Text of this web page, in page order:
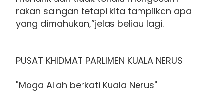
rakan saingan tetapi kita tampilkan apa
yang dimahukan,”jelas beliau lagi.
PUSAT KHIDMAT PARLIMEN KUALA NERUS
"Moga Allah berkati Kuala Nerus"